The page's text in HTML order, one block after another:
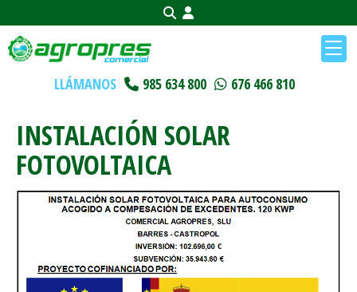
LLÁMANOS 985 634 800 676 466 810
INSTALACIÓN SOLAR
FOTOVOLTAICA